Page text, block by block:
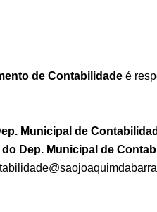
de Contabilidade é
Municipal de
Dep. Municipal de